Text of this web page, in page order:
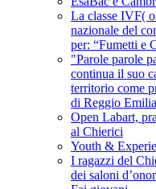
La classe IVF(
nazionale del
per: “Fumetti e
"Parole parole
continua il suo
territorio come
di Reggio
Open Labart,
al Chierici
Youth &
I ragazzi del
dei saloni